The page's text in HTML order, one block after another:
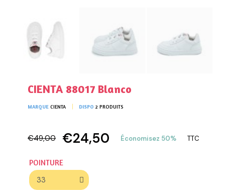
CIENTA 88017 Blanco
MARQUE CIENTA DISPO 2 PRODUITS
€49,00 €24,50 Économisez 50% TTC
POINTURE